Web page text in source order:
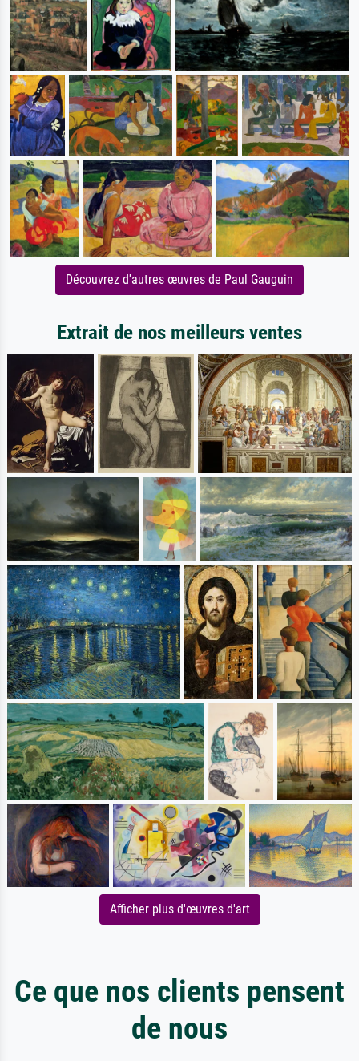
Découvrez d'autres œuvres de Paul Gauguin
Extrait de nos meilleurs ventes
Afficher plus d'œuvres d'art
Ce que nos clients pensent
de nous